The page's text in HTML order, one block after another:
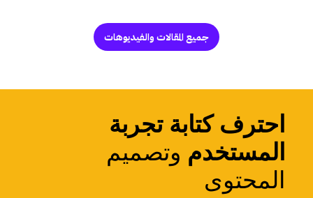
جميع المقالات والفيديوهات
احترف كتابة تجربة
المستخدم وتصميم
المحتوى